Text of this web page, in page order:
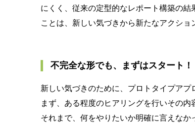
にくく、従来の定型的なレポート構築の
ことは、新しい気づきから新たなアクシ
不完全な形でも、まずはスタート！
新しい気づきのために、プロトタイプアプ
まず、ある程度のヒアリングを行いその
それまで、何をやりたいか明確に言えな